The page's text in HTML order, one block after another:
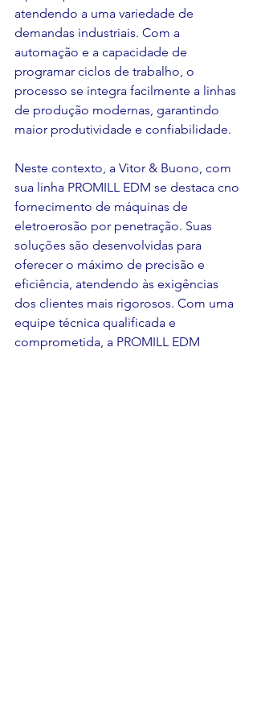
atendendo a uma variedade de
demandas industriais. Com a
automação e a capacidade de
programar ciclos de trabalho, o
processo se integra facilmente a linhas
de produção modernas, garantindo
maior produtividade e confiabilidade.
Neste contexto, a Vitor & Buono, com
sua linha PROMILL EDM se destaca cno
fornecimento de máquinas de
eletroerosão por penetração. Suas
soluções são desenvolvidas para
oferecer o máximo de precisão e
eficiência, atendendo às exigências
dos clientes mais rigorosos. Com uma
equipe técnica qualificada e
comprometida, a PROMILL EDM